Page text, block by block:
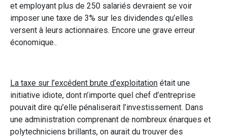
et employant plus de 250 salariés devraient se voir
imposer une taxe de 3% sur les dividendes qu’elles
versent à leurs actionnaires. Encore une grave erreur
économique..
La taxe sur l’excédent brute d’exploitation était une
initiative idiote, dont n’importe quel chef d’entreprise
pouvait dire qu’elle pénaliserait l’investissement. Dans
une administration comprenant de nombreux énarques et
polytechniciens brillants, on aurait du trouver des